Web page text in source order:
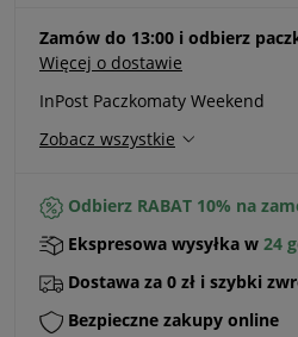
Zamów do 13:00 i odbierz
Więcej o dostawie
InPost Paczkomaty Weekend
Zobacz wszystkie
Odbierz RABAT 10% na
Ekspresowa wysyłka w 24
Dostawa za 0 zł i szybki
Bezpieczne zakupy online